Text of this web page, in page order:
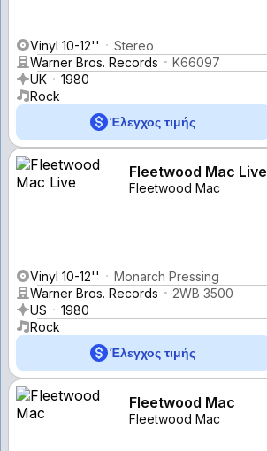
Vinyl 10-12''
Stereo
Warner Bros. Records
K66097
UK
1980
Rock
Έλεγχος τιμής
Fleetwood Mac Live
Fleetwood Mac
Vinyl 10-12''
Monarch Pressing
Warner Bros. Records
2WB 3500
US
1980
Rock
Έλεγχος τιμής
Fleetwood Mac
Fleetwood Mac